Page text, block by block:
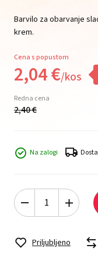
Barvilo za obarvanje
krem.
Cena s popustom
2,04€/kos
Redna cena
2,40€
Na zalogi
Priljubljeno